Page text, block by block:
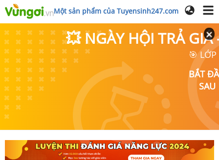
Một sản phẩm của Tuyensinh247.com
💥 NGÀY HỘI TRẢ GIÁ
🎯
BẮT
SAU